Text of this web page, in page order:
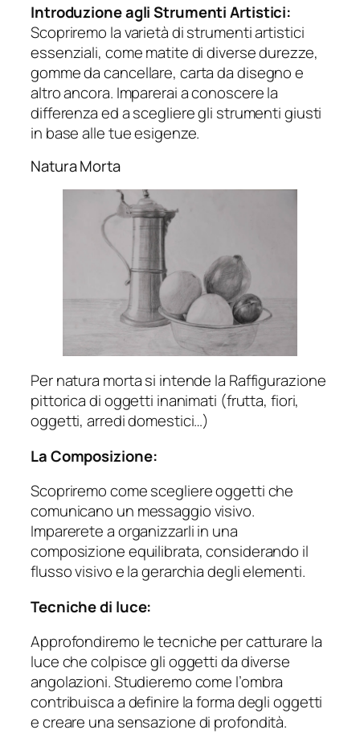
Introduzione agli Strumenti Artistici:
Scopriremo la varietà di strumenti artistici
essenziali, come matite di diverse durezze,
gomme da cancellare, carta da disegno e
altro ancora. Imparerai a conoscere la
differenza ed a scegliere gli strumenti giusti
in base alle tue esigenze.
Natura Morta
Per natura morta si intende la Raffigurazione
pittorica di oggetti inanimati (frutta, fiori,
oggetti, arredi domestici…)
La Composizione:
Scopriremo come scegliere oggetti che
comunicano un messaggio visivo.
Imparerete a organizzarli in una
composizione equilibrata, considerando il
flusso visivo e la gerarchia degli elementi.
Tecniche di luce:
Approfondiremo le tecniche per catturare la
luce che colpisce gli oggetti da diverse
angolazioni. Studieremo come l’ombra
contribuisca a definire la forma degli oggetti
e creare una sensazione di profondità.